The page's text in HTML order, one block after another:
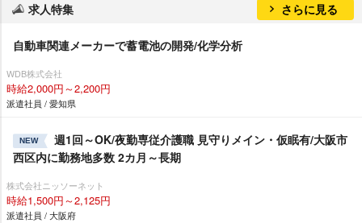
求人特集 さらに見る
自動車関連メーカーで蓄電池の開発/化学分析
WDB株式会社
時給2,000円～2,200円
派遣社員 / 愛知県
NEW
週1回～OK/夜勤専従介護職 見守りメイン・仮眠有/大阪市
西区内に勤務地多数 2カ月～長期
株式会社ニッソーネット
時給1,500円～2,125円
派遣社員 / 大阪府